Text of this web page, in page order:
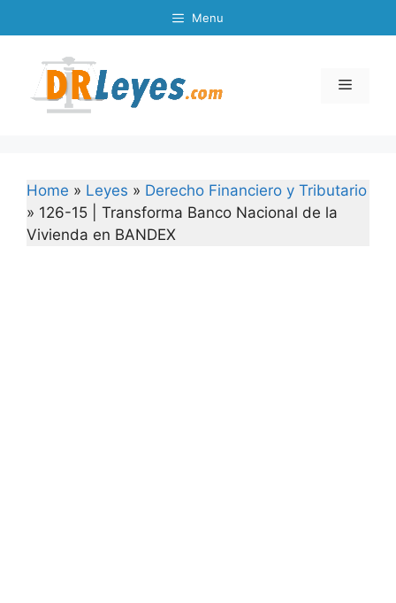
to
Menu
Menu
Home » Leyes » Derecho Financiero y Tributario
» 126-15 | Transforma Banco Nacional de la
Vivienda en BANDEX